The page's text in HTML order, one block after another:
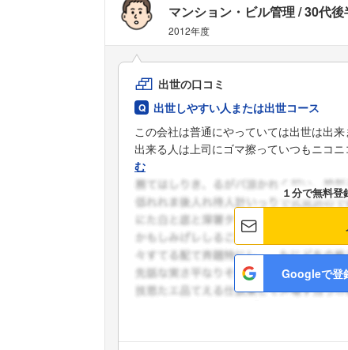
マンション・ビル管理 30代後
2012年度
出世の口コミ
出世しやすい人または出世コース
この会社は普通にやっていては出世は出来
出来る人は上司にゴマ擦っていつもニコ
む
１分で無料登
Googleで登